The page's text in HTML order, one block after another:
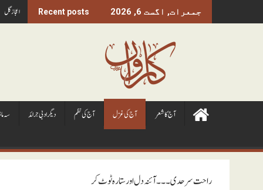
جمعرات, اگست 6, 2026 Recent posts اعجاز گل
آج کا شعر آج کی غزل آج کی نظم ديگر ادبی جرائد سہ
راحت سرحدی ۔۔۔ آئنہ دل اور ستارہ ٹوٹ کر